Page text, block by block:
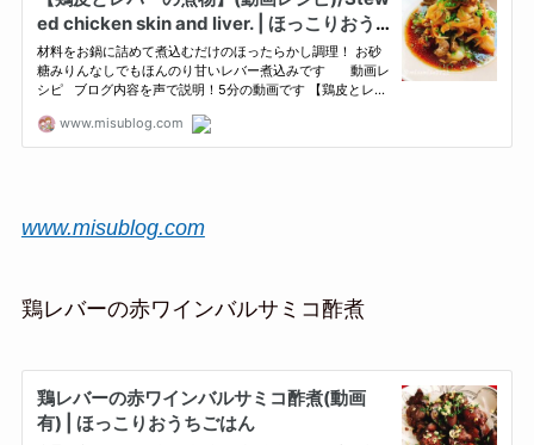
www.misublog.com
鶏レバーの赤ワインバルサミコ酢煮